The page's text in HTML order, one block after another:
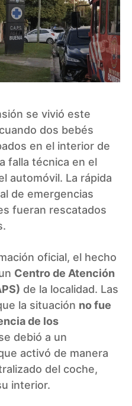
se vivió este
cuando dos bebés
en el interior de
falla técnica en el
automóvil. La rápida
de emergencias
fueran rescatados
oficial, el hecho
Centro de Atención
de la localidad. Las
la situación no fue
de los
debió a un
activó de manera
del coche,
interior.